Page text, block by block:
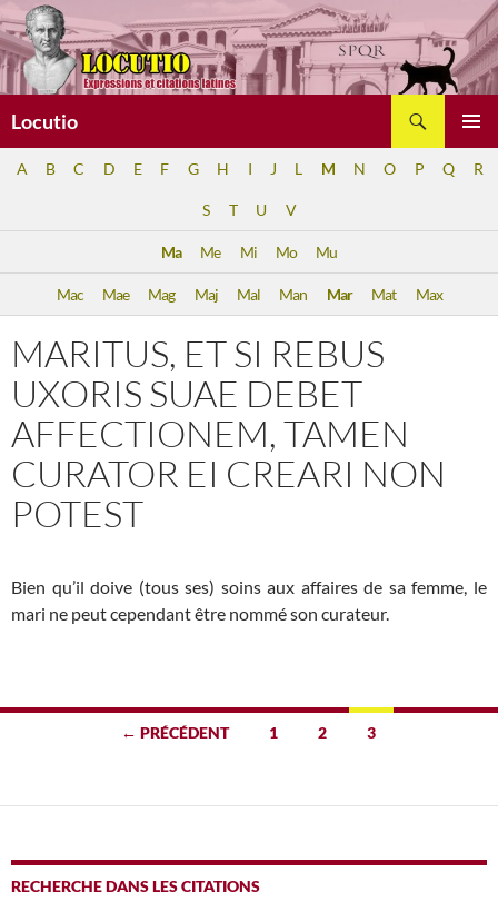
Aller
au
contenu
Locutio
A B C D E F G H I J L M N O P Q R
S T U V
Ma Me Mi Mo Mu
Mac Mae Mag Maj Mal Man Mar Mat Max
MARITUS, ET SI REBUS
UXORIS SUAE DEBET
AFFECTIONEM, TAMEN
CURATOR EI CREARI NON
POTEST
Bien qu’il doive (tous ses) soins aux affaires de sa femme, le
mari ne peut cependant être nommé son curateur.
Navigation
articles
← PRÉCÉDENT 1 2 3
RECHERCHE DANS LES CITATIONS